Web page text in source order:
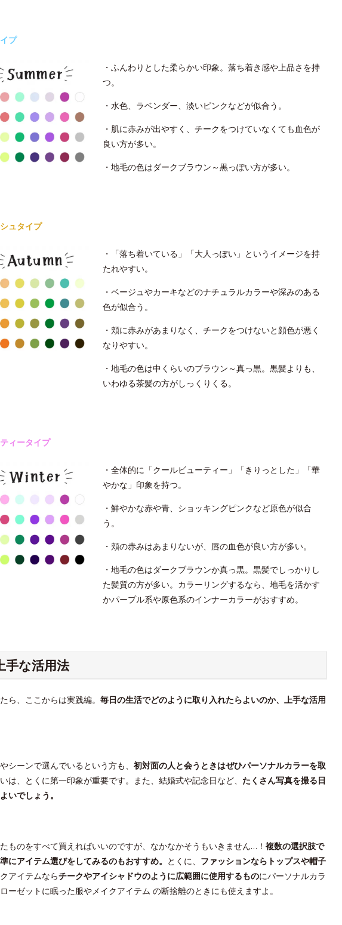
プ
・ふんわりとした柔らかい印象。落ち着き感や上品さを持
つ。
・水色、ラベンダー、淡いピンクなどが似合う。
・肌に赤みが出やすく、チークをつけていなくても血色が
良い方が多い。
・地毛の色はダークブラウン～黒っぽい方が多い。
ュタイプ
・「落ち着いている」「大人っぽい」というイメージを持
たれやすい。
・ベージュやカーキなどのナチュラルカラーや深みのある
色が似合う。
・頬に赤みがあまりなく、チークをつけないと顔色が悪く
なりやすい。
・地毛の色は中くらいのブラウン～真っ黒。黒髪よりも、
いわゆる茶髪の方がしっくりくる。
ィータイプ
・全体的に「クールビューティー」「きりっとした」「華
やかな」印象を持つ。
・鮮やかな赤や青、ショッキングピンクなど原色が似合
う。
・頬の赤みはあまりないが、唇の血色が良い方が多い。
・地毛の色はダークブラウンか真っ黒。黒髪でしっかりし
た髪質の方が多い。カラーリングするなら、地毛を活かす
かパープル系や原色系のインナーカラーがおすすめ。
手な活用法
ら、ここからは実践編。 毎日の生活でどのように取り入れたらよいのか、上手な活用
シーンで選んでいるという方も、 初対面の人と会うときはぜひパーソナルカラーを取
は、とくに第一印象が重要です。また、結婚式や記念日など、 たくさん写真を撮る日
いでしょう。
ものをすべて買えればいいのですが、なかなかそうもいきません…！ 複数の選択肢で
にアイテム選びをしてみるのもおすすめ。 とくに、 ファッションならトップスや帽子
アイテムならチークやアイシャドウのように広範囲に使用するものにパーソナルカラ
ーゼットに眠った服やメイクアイテム の断捨離のときにも使えますよ。